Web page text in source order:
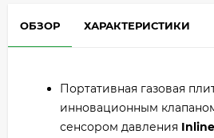
ОБЗОР ХАРАКТЕРИСТИКИ
Портативная газовая
инновационным
сенсором давления